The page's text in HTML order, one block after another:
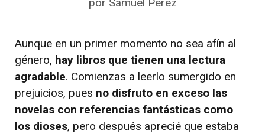
por Samuel Pérez
Aunque en un primer momento no sea afín al
género, hay libros que tienen una lectura
agradable. Comienzas a leerlo sumergido en
prejuicios, pues no disfruto en exceso las
novelas con referencias fantásticas como
los dioses, pero después aprecié que estaba